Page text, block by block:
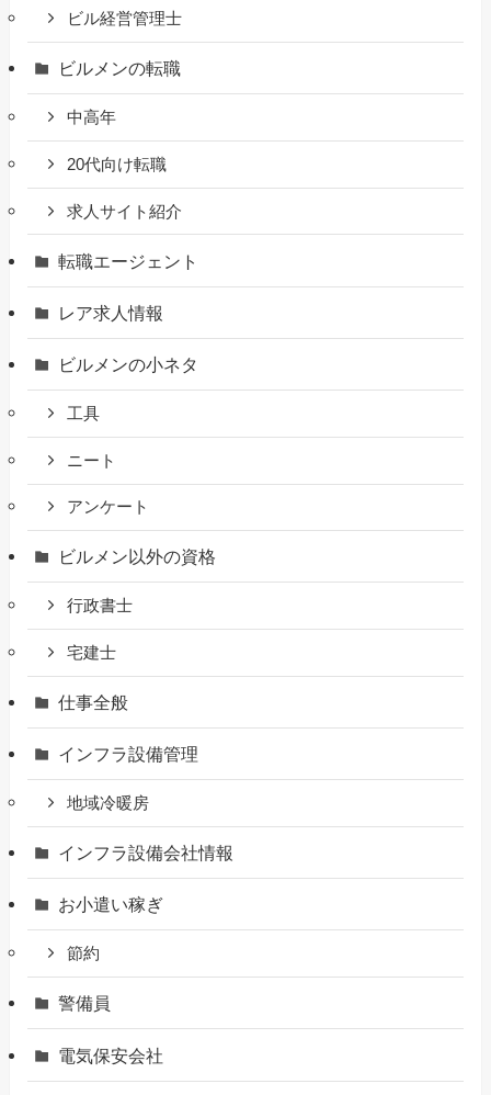
ビル経営管理士
ビルメンの転職
中高年
20代向け転職
求人サイト紹介
転職エージェント
レア求人情報
ビルメンの小ネタ
工具
ニート
アンケート
ビルメン以外の資格
行政書士
宅建士
仕事全般
インフラ設備管理
地域冷暖房
インフラ設備会社情報
お小遣い稼ぎ
節約
警備員
電気保安会社